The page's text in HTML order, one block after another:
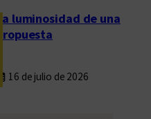
La luminosidad de una
propuesta
16 de julio de 2026